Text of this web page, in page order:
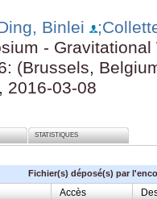
Binlei
-
(Brussels,
2016-03-08
STATISTIQUES
Fichier(s) déposé(s) par
Accès